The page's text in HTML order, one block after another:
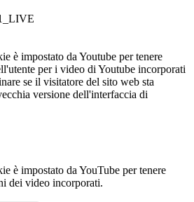
è impostato da Youtube per tenere
per i video di Youtube incorporati
se il visitatore del sito web sta
versione dell'interfaccia di
è impostato da YouTube per tenere
dei video incorporati.